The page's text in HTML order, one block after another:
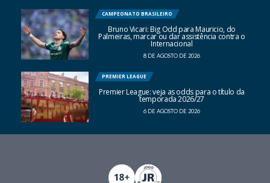
CAMPEONATO BRASILEIRO
Bruno Vicari: Big Odd para Mauricio, do
Palmeiras, marcar ou dar assistência contra o
Internacional
8 DE AGOSTO DE 2026
PREMIER LEAGUE
Premier League: veja as odds para o título da
temporada 2026/27
6 DE AGOSTO DE 2026